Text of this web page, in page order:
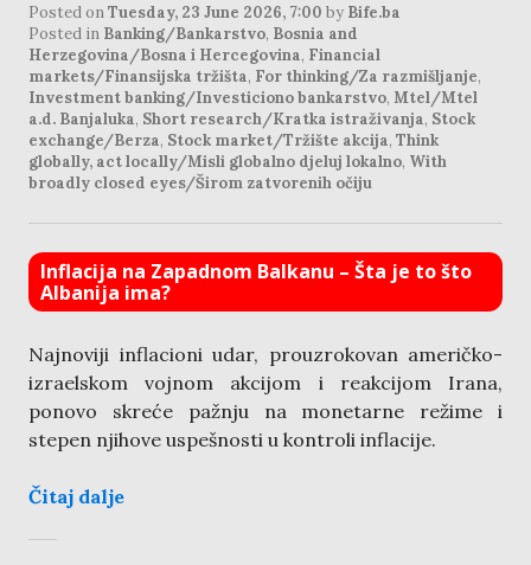
Posted onTuesday, 23 June 2026, 7:00 by Bife.ba
Posted in Banking/Bankarstvo, Bosnia and
Herzegovina/Bosna i Hercegovina, Financial
markets/Finansijska tržišta, For thinking/Za razmišljanje,
Investment banking/Investiciono bankarstvo, Mtel/Mtel
a.d. Banjaluka, Short research/Kratka istraživanja, Stock
exchange/Berza, Stock market/Tržište akcija, Think
globally, act locally/Misli globalno djeluj lokalno, With
broadly closed eyes/Širom zatvorenih očiju
Inflacija na Zapadnom Balkanu – Šta je to što
Albanija ima?
Najnoviji inflacioni udar, prouzrokovan američko-
izraelskom vojnom akcijom i reakcijom Irana,
ponovo skreće pažnju na monetarne režime i
stepen njihove uspešnosti u kontroli inflacije.
Čitaj dalje